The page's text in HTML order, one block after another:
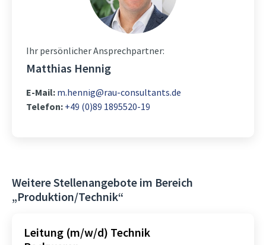
Ihr persönlicher Ansprechpartner:
Matthias Hennig
E-Mail: m.hennig@rau-consultants.de
Telefon: +49 (0)89 1895520-19
Weitere Stellenangebote im Bereich
„Produktion/Technik“
Leitung (m/w/d) Technik